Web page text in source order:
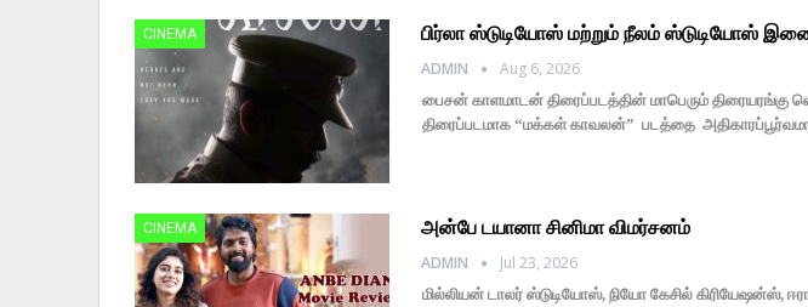
CINEMA
பிர்லா ஸ்டுடியோஸ் மற்றும் நீலம் ஸ்டுடியோஸ்
ADMIN
Aug 6, 2026
பைசன் காளமாடன் திரைப்படத்தின் மாபெரும் திரையரங்கு
திரைப்படமாக “மக்கள் காவலன்” படத்தை
CINEMA
அன்பே டயானா சினிமா விமர்சனம்
ADMIN
Jul 23, 2026
மில்லியன் டாலர் ஸ்டுடியோஸ், நியோ கேசில் கிரியேஷன்ஸ்,